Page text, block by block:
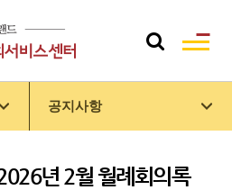
공지사항
년 2월 월례회의록